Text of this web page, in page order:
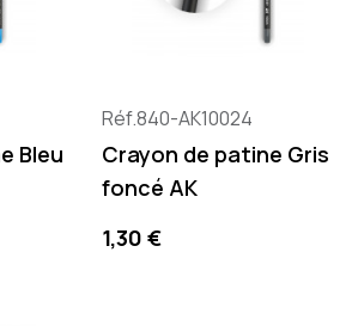
Bleu
Réf.840-AK10024
Crayon de patine Gris
foncé AK
Precio
1,30 €